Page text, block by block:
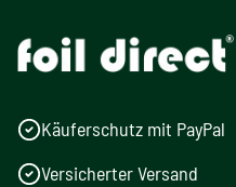
Käuferschutz mit PayPal
Versicherter Versand